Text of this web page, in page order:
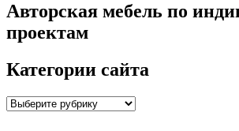
Авторская мебель по
проектам
Категории сайта
Категории